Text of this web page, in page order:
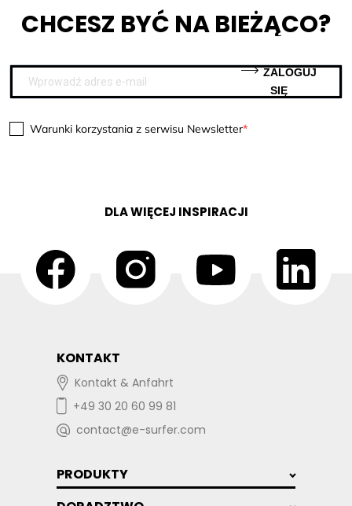
CHCESZ BYĆ NA BIEŻĄCO?
Warunki korzystania z serwisu Newsletter
SIĘ
DLA WIĘCEJ INSPIRACJI
KONTAKT
Kontakt & Anfahrt
+49 30 20 60 99 81
contact@e-surfer.com
PRODUKTY